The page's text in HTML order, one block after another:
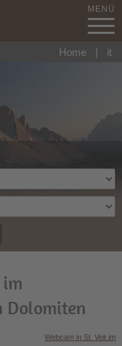
MENÜ
Home | it
Dolomiten
Webcam in St. Veit im